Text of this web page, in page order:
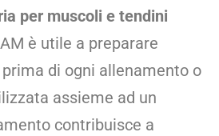
per muscoli e tendini
è utile a preparare
di ogni allenamento o
assieme ad un
contribuisce a